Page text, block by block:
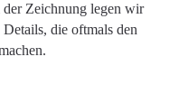
Zeichnung legen wir
die oftmals den